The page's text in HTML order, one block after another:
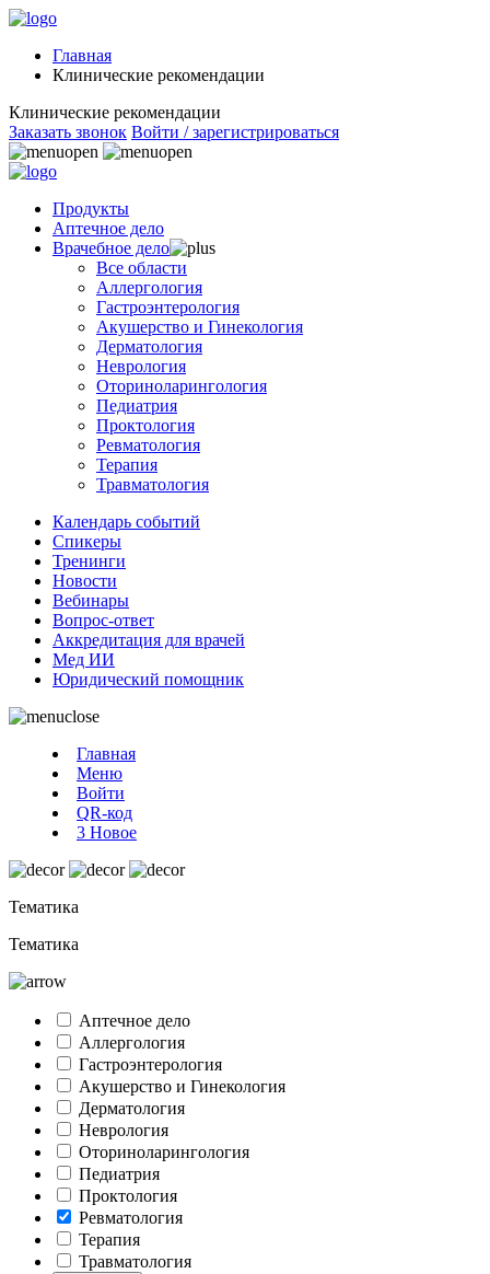
Главная
Клинические рекомендации
Клинические рекомендации
Заказать звонок Войти / зарегистрироваться
Продукты
Аптечное дело
Врачебное дело
Все области
Аллергология
Гастроэнтерология
Акушерство и Гинекология
Дерматология
Неврология
Оториноларингология
Педиатрия
Проктология
Ревматология
Терапия
Травматология
Календарь событий
Спикеры
Тренинги
Новости
Вебинары
Вопрос-ответ
Аккредитация для врачей
Мед ИИ
Юридический помощник
Главная
Меню
Войти
QR-код
3 Новое
Тематика
Тематика
Аптечное дело
Аллергология
Гастроэнтерология
Акушерство и Гинекология
Дерматология
Неврология
Оториноларингология
Педиатрия
Проктология
Ревматология
Терапия
Травматология